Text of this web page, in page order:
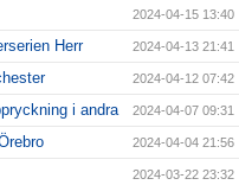
2024-04-15 13:40
Herr 2024-04-13 21:41
2024-04-12 07:42
i andra 2024-04-07 09:31
2024-04-04 21:56
2024-03-22 23:32